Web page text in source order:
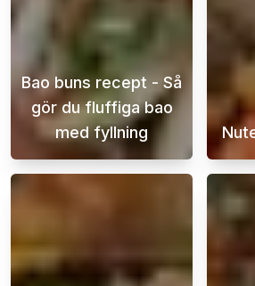
Bao buns recept - Så
gör du fluffiga bao
med fyllning
Bao buns är en